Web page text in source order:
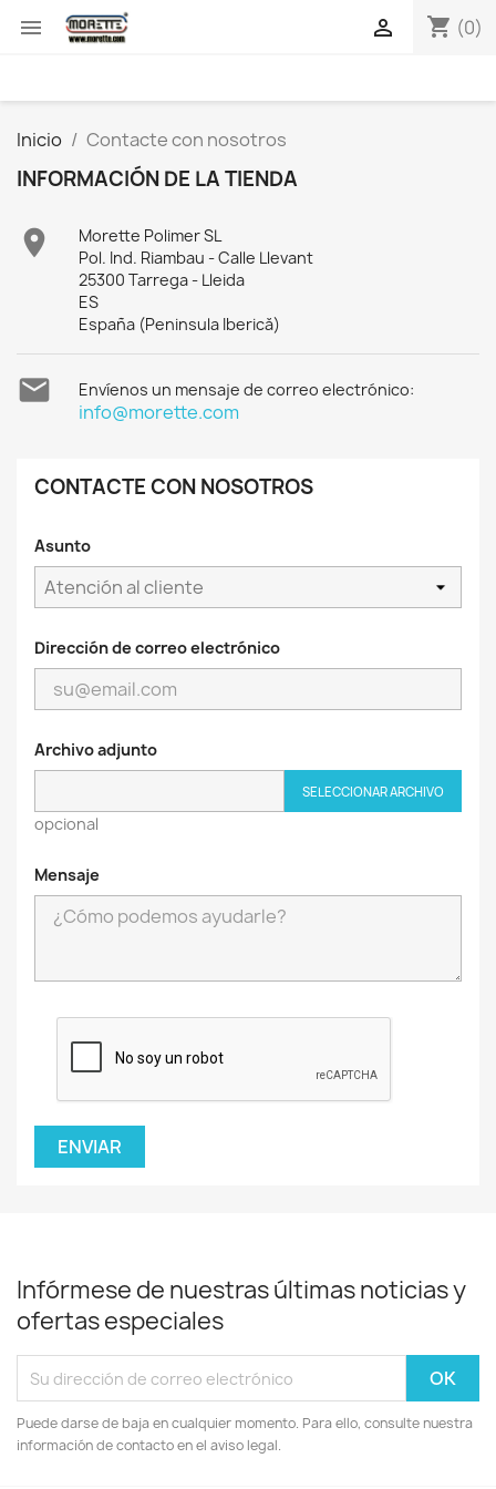
 shopping_cart (0)

Inicio Contacte con nosotros
INFORMACIÓN DE LA TIENDA

Morette Polimer SL
Pol. Ind. Riambau - Calle Llevant
25300 Tarrega - Lleida
ES
España (Peninsula Iberică)
 Envíenos un mensaje de correo electrónico:
info@morette.com
CONTACTE CON NOSOTROS
Asunto
Dirección de correo electrónico
Archivo adjunto
SELECCIONAR ARCHIVO
opcional
Mensaje
Infórmese de nuestras últimas noticias y
ofertas especiales
Puede darse de baja en cualquier momento. Para ello, consulte nuestra
información de contacto en el aviso legal.